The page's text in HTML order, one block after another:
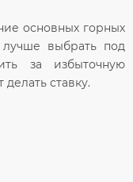
основных горных
выбрать под
за избыточную
ставку.